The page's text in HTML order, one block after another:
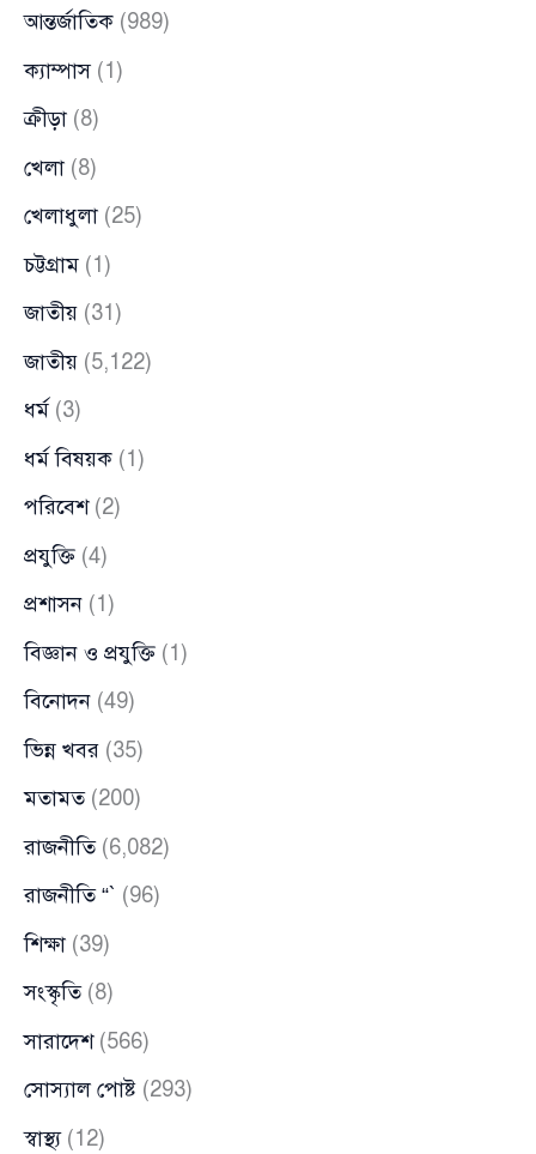
আন্তর্জাতিক (989)
ক্যাম্পাস(1)
ক্রীড়া (8)
খেলা (8)
খেলাধুলা (25)
চট্টগ্রাম (1)
জাতীয় (31)
জাতীয় (5,122)
ধর্ম (3)
ধর্ম বিষয়ক (1)
পরিবেশ(2)
প্রযুক্তি (4)
প্রশাসন (1)
বিজ্ঞান ও প্রযুক্তি (1)
বিনোদন (49)
ভিন্ন খবর (35)
মতামত(200)
রাজনীতি(6,082)
রাজনীতি “` (96)
শিক্ষা (39)
সংস্কৃতি(8)
সারাদেশ(566)
সোস্যাল পোষ্ট (293)
স্বাস্থ্য(12)